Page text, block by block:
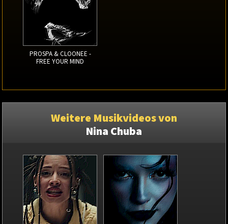
PROSPA & CLOONEE -
FREE YOUR MIND
Weitere Musikvideos von
Nina Chuba